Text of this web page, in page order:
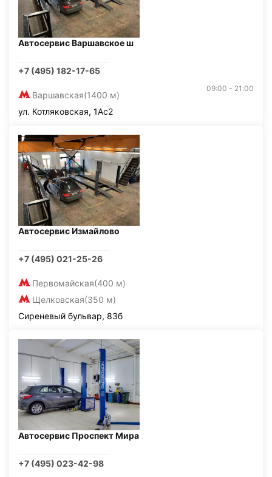
Автосервис Варшавское ш
+7 (495) 182-17-65
Варшавская(1400 м)
09:00 - 21:00
ул. Котляковская, 1Ас2
Автосервис Измайлово
+7 (495) 021-25-26
Первомайская(400 м)
Щелковская(350 м)
Сиреневый бульвар, 83б
Автосервис Проспект Мира
+7 (495) 023-42-98